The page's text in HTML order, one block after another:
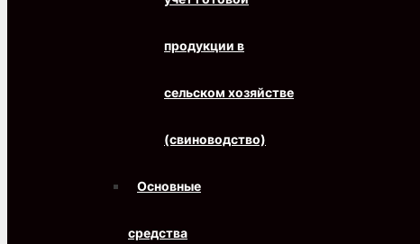
продукции в
сельском хозяйстве
(свиноводство)
Основные
средства